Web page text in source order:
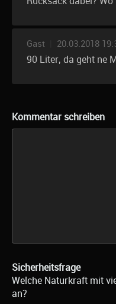
Gast 20.03.2018
90 Liter, da geht ne
Kommentar schreiben
Sicherheitsfrage
Welche Naturkraft mit
an?